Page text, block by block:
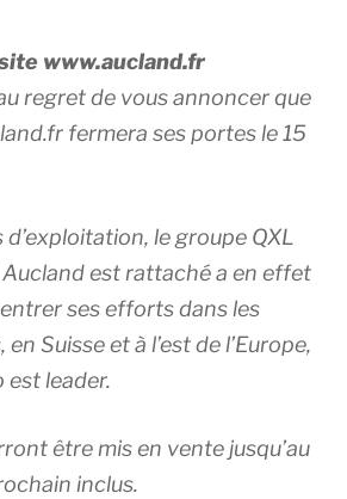
www.aucland.fr
regret de vous annoncer que
fermera ses portes le 15
le groupe QXL
est rattaché a en effet
ses efforts dans les
Suisse et à l’est de l’Europe,
est leader.
être mis en vente jusqu’au
inclus.